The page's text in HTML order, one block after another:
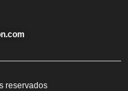
reservados